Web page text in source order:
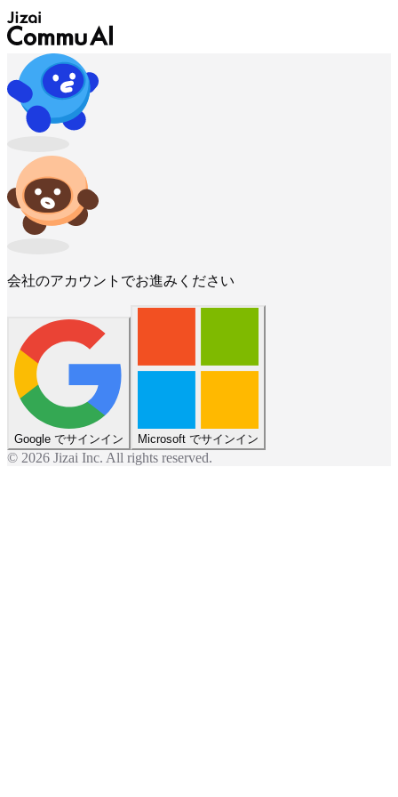
会社のアカウントでお進みください
Google でサインイン Microsoft でサインイン
© 2026 Jizai Inc. All rights reserved.